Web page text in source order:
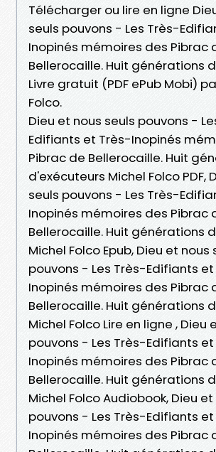
Télécharger ou lire en ligne
seuls pouvons - Les Très-
Inopinés mémoires des Pibrac
Bellerocaille. Huit générations
Livre gratuit (PDF ePub Mobi)
Folco.
Dieu et nous seuls pouvons -
Edifiants et Très-Inopinés
Pibrac de Bellerocaille. Huit
d'exécuteurs Michel Folco PDF,
seuls pouvons - Les Très-
Inopinés mémoires des Pibrac
Bellerocaille. Huit générations
Michel Folco Epub, Dieu et nous
pouvons - Les Très-Edifiants
Inopinés mémoires des Pibrac
Bellerocaille. Huit générations
Michel Folco Lire en ligne , Dieu
pouvons - Les Très-Edifiants
Inopinés mémoires des Pibrac
Bellerocaille. Huit générations
Michel Folco Audiobook, Dieu
pouvons - Les Très-Edifiants
Inopinés mémoires des Pibrac